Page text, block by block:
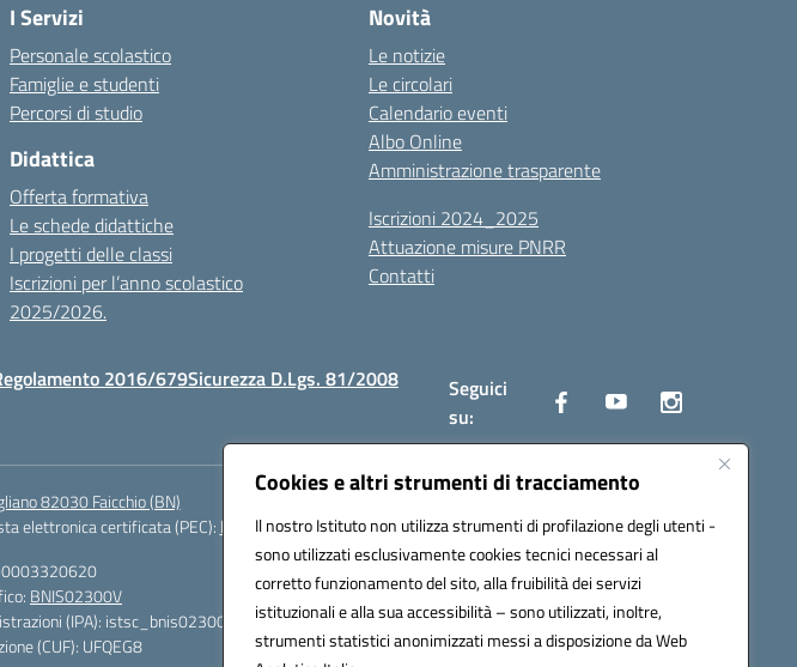
Cookies e altri strumenti di tracciamento
Il nostro Istituto non utilizza strumenti di profilazione degli utenti -
sono utilizzati esclusivamente cookies tecnici necessari al
corretto funzionamento del sito, alla fruibilità dei servizi
istituzionali e alla sua accessibilità – sono utilizzati, inoltre,
strumenti statistici anonimizzati messi a disposizione da Web
I Servizi
Personale scolastico
Famiglie e studenti
Percorsi di studio
Didattica
Offerta formativa
Le schede didattiche
I progetti delle classi
Iscrizioni per l’anno scolastico
2025/2026.
Novità
Le notizie
Le circolari
Calendario eventi
Albo Online
Amministrazione trasparente
Iscrizioni 2024_2025
Attuazione misure PNRR
Contatti
2016/679Sicurezza D.Lgs. 81/2008
Seguici
su:
82030 Faicchio (BN)
elettronica certificata (PEC): bnis02300v@pec.istruzione.it
BNIS02300V
(IPA): istsc_bnis02300v
(CUF): UFQEG8